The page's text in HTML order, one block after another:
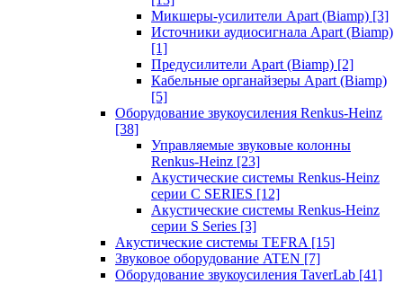
Микшеры-усилители Apart (Biamp) [3]
Источники аудиосигнала Apart (Biamp)
[1]
Предусилители Apart (Biamp) [2]
Кабельные органайзеры Apart (Biamp)
[5]
Оборудование звукоусиления Renkus-Heinz
[38]
Управляемые звуковые колонны
Renkus-Heinz [23]
Акустические системы Renkus-Heinz
серии C SERIES [12]
Акустические системы Renkus-Heinz
серии S Series [3]
Акустические системы TEFRA [15]
Звуковое оборудование ATEN [7]
Оборудование звукоусиления TaverLab [41]